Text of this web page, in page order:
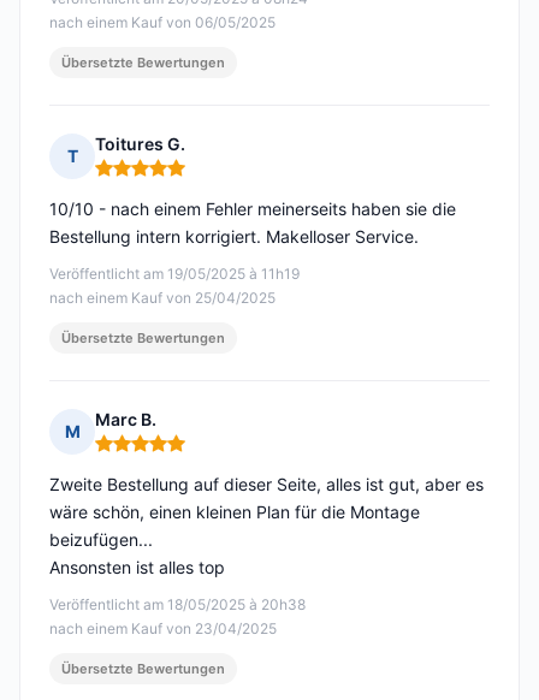
nach einem Kauf von 06/05/2025
Übersetzte Bewertungen
T
Toitures G.
Hinweis: 5 von 5
Veröffentlicht am 19/05/2025 à 11h19
nach einem Kauf von 25/04/2025
10/10 - nach einem Fehler meinerseits haben sie die
Bestellung intern korrigiert. Makelloser Service.
Übersetzte Bewertungen
M
Marc B.
Hinweis: 5 von 5
Veröffentlicht am 18/05/2025 à 20h38
nach einem Kauf von 23/04/2025
Zweite Bestellung auf dieser Seite, alles ist gut, aber es
wäre schön, einen kleinen Plan für die Montage
beizufügen...
Ansonsten ist alles top
Übersetzte Bewertungen